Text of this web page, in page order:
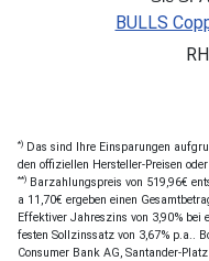
BULLS
*) Das sind Ihre Einsparungen
den offiziellen Hersteller-Preisen
**) Barzahlungspreis von 519,96€
a 11,70€ ergeben einen
Effektiver Jahreszins von 3,90% bei
festen Sollzinssatz von 3,67% p.a..
Consumer Bank AG, Santander-